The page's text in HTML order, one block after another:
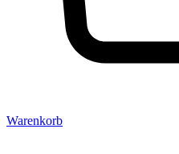
Warenkorb